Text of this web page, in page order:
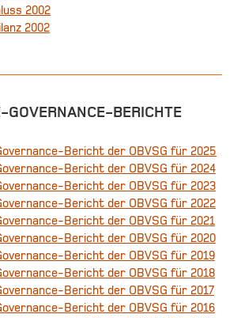
2002
2002
GOVERNANCE-BERICHTE
Bericht der OBVSG für 2025
Bericht der OBVSG für 2024
Bericht der OBVSG für 2023
Bericht der OBVSG für 2022
Bericht der OBVSG für 2021
Bericht der OBVSG für 2020
Bericht der OBVSG für 2019
Bericht der OBVSG für 2018
Bericht der OBVSG für 2017
Bericht der OBVSG für 2016